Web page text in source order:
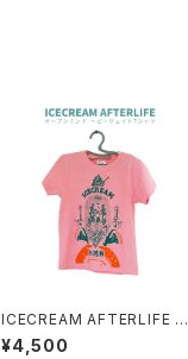
ICECREAM AFTERLIFE キ
ッズTシャツ(ピンク)
¥4,500